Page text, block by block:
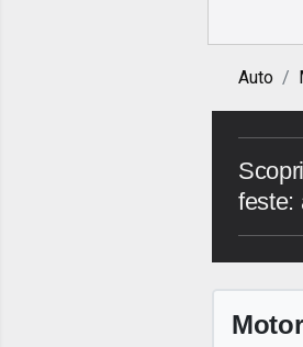
Auto
feste: